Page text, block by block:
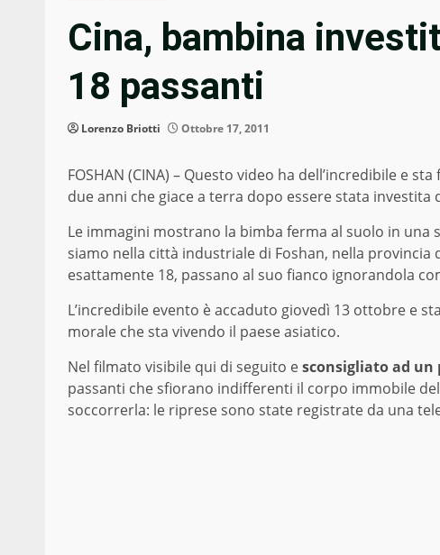
Cina, bambina
18 passanti
Lorenzo Briotti Ottobre 17, 2011
FOSHAN (CINA) – Questo video ha dell’incredibile e
due anni che giace a terra dopo essere stata investita
Le immagini mostrano la bimba ferma al suolo in una
siamo nella città industriale di Foshan, nella provincia
esattamente 18, passano al suo fianco ignorandola
L’incredibile evento è accaduto giovedì 13 ottobre e
morale che sta vivendo il paese asiatico.
Nel filmato visibile qui di seguito esconsigliato ad un
passanti che sfiorano indifferenti il corpo immobile
soccorrerla: le riprese sono state registrate da una